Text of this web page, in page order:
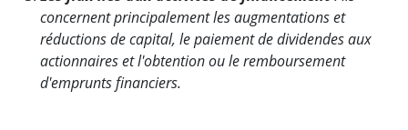
concernent principalement les augmentations et
réductions de capital, le paiement de dividendes aux
actionnaires et l'obtention ou le remboursement
d'emprunts financiers.